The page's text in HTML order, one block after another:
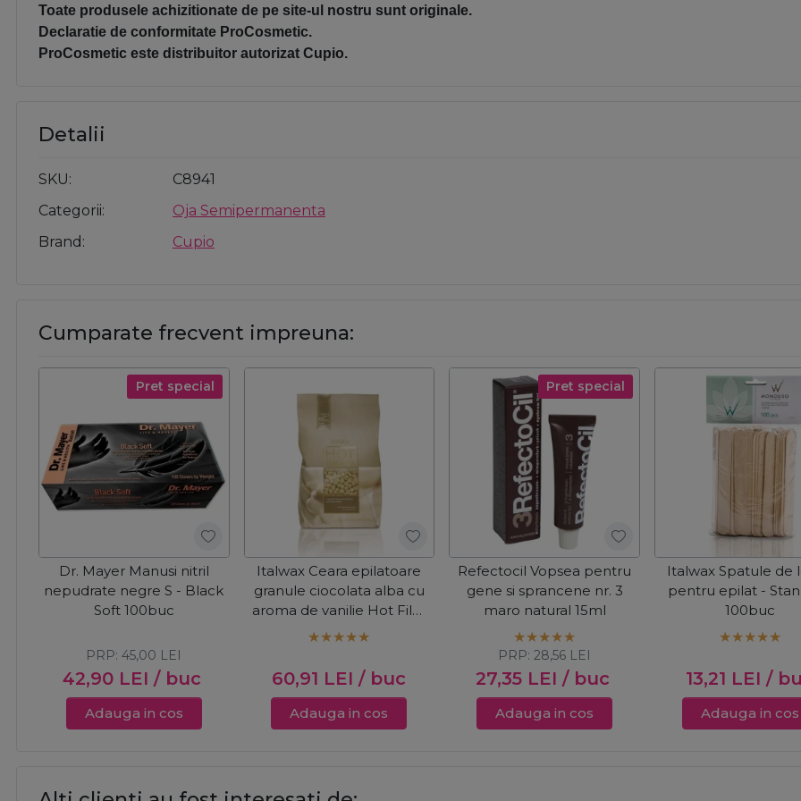
Toate produsele achizitionate de pe site-ul nostru sunt originale.
Declaratie de conformitate ProCosmetic.
ProCosmetic este distribuitor autorizat Cupio.
Detalii
SKU
C8941
Categorii
Oja Semipermanenta
Brand
Cupio
Cumparate frecvent impreuna:
Pret special
Dr. Mayer Manusi nitril
nepudrate negre S - Black
Soft 100buc
42,90 LEI / buc
PRP:45,00 LEI
Adauga in cos
Italwax Ceara epilatoare
granule ciocolata alba cu
aroma de vanilie Hot Film
Ciocolata Alba 1kg
60,91 LEI / buc
Adauga in cos
Pret special
Refectocil Vopsea pentru
gene si sprancene nr. 3
maro natural 15ml
27,35 LEI / buc
PRP:28,56 LEI
Adauga in cos
Italwax Spatule de
pentru epilat -
100buc
13,21 LEI /
Adauga in cos